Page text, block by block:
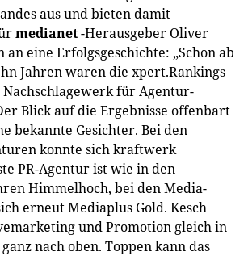
aus und bieten damit
medianet-Herausgeber Oliver
an eine Erfolgsgeschichte: „Schon ab
Jahren waren die xpert.Rankings
für Agentur-
Blick auf die Ergebnisse offenbart
bekannte Gesichter. Bei den
konnte sich kraftwerk
PR-Agentur ist wie in den
Himmelhoch, bei den Media-
erneut Mediaplus Gold. Kesch
und Promotion gleich in
nach oben. Toppen kann das